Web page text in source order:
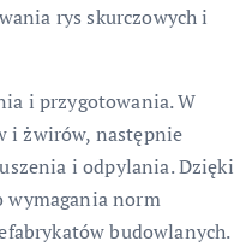
rys skurczowych i
i przygotowania. W
i żwirów, następnie
i odpylania. Dzięki
wymagania norm
budowlanych.